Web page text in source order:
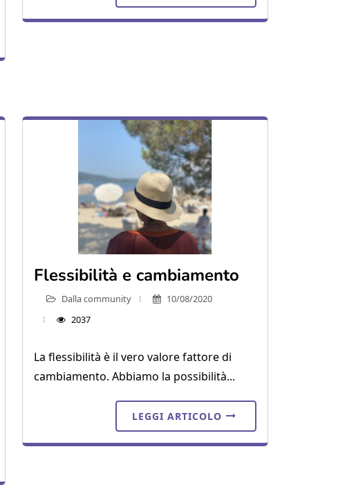
Flessibilità e cambiamento
Dalla community
10/08/2020
2037
La flessibilità è il vero valore fattore di
cambiamento. Abbiamo la possibilità...
LEGGI ARTICOLO